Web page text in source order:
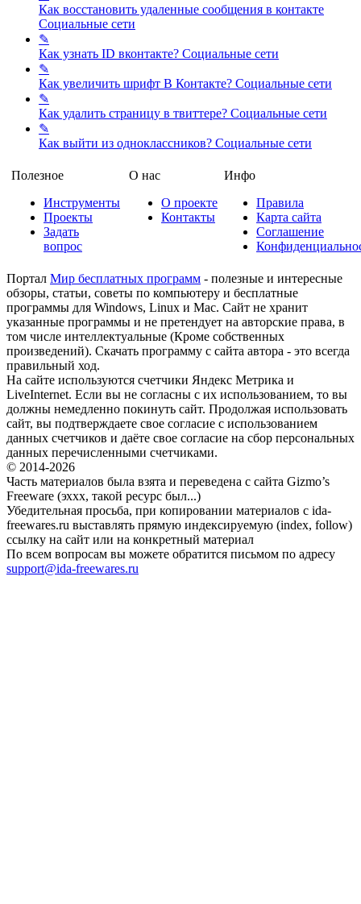
Как восстановить удаленные сообщения в контакте
Социальные сети
✎
Как узнать ID вконтакте? Социальные сети
✎
Как увеличить шрифт В Контакте? Социальные сети
✎
Как удалить страницу в твиттере? Социальные сети
✎
Как выйти из одноклассников? Социальные сети
Полезное
Инструменты
Проекты
Задать
вопрос
О нас
О проекте
Контакты
Инфо
Правила
Карта сайта
Соглашение
Портал Мир бесплатных программ - полезные и интересные
обзоры, статьи, советы по компьютеру и бесплатные
программы для Windows, Linux и Mac. Сайт не хранит
указанные программы и не претендует на авторские права, в
том числе интеллектуальные (Кроме собственных
произведений). Скачать программу с сайта автора - это всегда
правильный ход.
На сайте используются счетчики Яндекс Метрика и
LiveInternet. Если вы не согласны с их использованием, то вы
должны немедленно покинуть сайт. Продолжая использовать
сайт, вы подтверждаете свое согласие с использованием
данных счетчиков и даёте свое согласие на сбор персональных
данных перечисленными счетчиками.
© 2014-2026
Часть материалов была взята и переведена с сайта Gizmo’s
Freeware (эххх, такой ресурс был...)
Убедительная просьба, при копировании материалов с ida-
freewares.ru выставлять прямую индексируемую (index, follow)
ссылку на сайт или на конкретный материал
По всем вопросам вы можете обратится письмом по адресу
support@ida-freewares.ru